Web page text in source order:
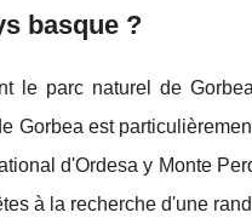
basque ?
le parc naturel de
Gorbea est
d'Ordesa y Monte
à la recherche d'une